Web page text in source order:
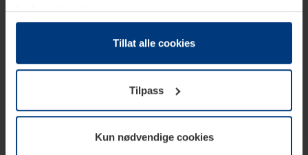
bruk av tjenestene.
Etter loven kan vi lagre informasjonskapsler på din
datamaskin, hvis disse er absolutt nødvendig for drift av
trenger vi din tillatelse. Du kan når som helst endre eller
tilbakekalle ditt samtykke i forklaringen av
informasjonskapselen på sidenPersonvernerklæringpå
Tillat alle cookies
Tilpass
Kun nødvendige cookies